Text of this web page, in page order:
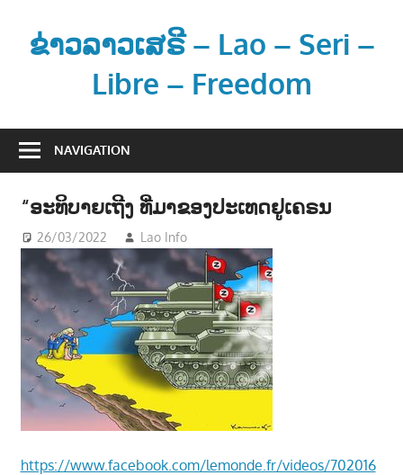
contentຂ່າວລາວເສຣີ – Lao – Seri –
Libre – Freedom
າ
ະ
ມູ
ນ
ຂ່
ວ
ສ
າ
NAVIGATION
“ອະທິບາຍເຖີງ ທີ່ມາຂອງປະເທດຢູເຄຣນ
26/03/2022 Lao Info
https://www.facebook.com/lemonde.fr/videos/702016